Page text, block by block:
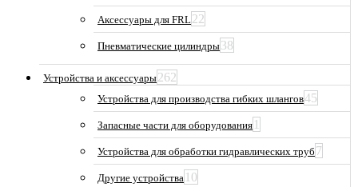
Аксессуары для FRL22
Пневматические цилиндры38
Устройства и аксессуары262
Устройства для производства гибких шлангов45
Запасные части для оборудования 1
Устройства для обработки гидравлических труб 7
Другие устройства 10